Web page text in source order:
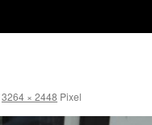
3264 × 2448 Pixel